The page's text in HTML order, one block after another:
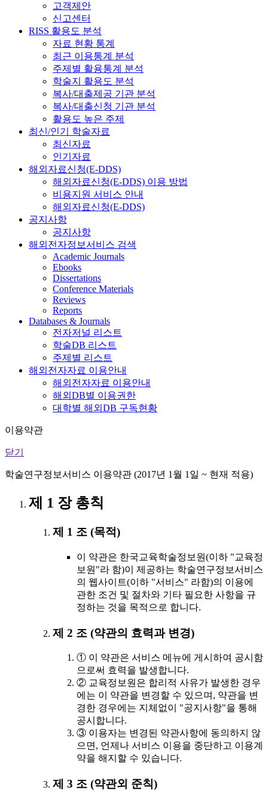
고객제안
신고센터
RISS 활용도 분석
자료 현황 통계
최근 이용통계 분석
주제별 활용통계 분석
학술지 활용도 분석
복사/대출제공 기관 분석
복사/대출신청 기관 분석
활용도 높은 주제
최신/인기 학술자료
최신자료
인기자료
해외자료신청(E-DDS)
해외자료신청(E-DDS) 이용 방법
비용지원 서비스 안내
해외자료신청(E-DDS)
공지사항
공지사항
해외전자정보서비스 검색
Academic Journals
Ebooks
Dissertations
Conference Materials
Reviews
Reports
Databases & Journals
전자저널 리스트
학술DB 리스트
주제별 리스트
해외전자자료 이용안내
해외전자자료 이용안내
해외DB별 이용권한
대학별 해외DB 구독현황
이용약관
닫기
학술연구정보서비스 이용약관 (2017년 1월 1일 ~ 현재 적용)
제 1 장 총칙
제 1 조 (목적)
이 약관은 한국교육학술정보원(이하 "교육정
보원"라 함)이 제공하는 학술연구정보서비스
의 웹사이트(이하 "서비스" 라함)의 이용에
관한 조건 및 절차와 기타 필요한 사항을 규
정하는 것을 목적으로 합니다.
제 2 조 (약관의 효력과 변경)
① 이 약관은 서비스 메뉴에 게시하여 공시함
으로써 효력을 발생합니다.
② 교육정보원은 합리적 사유가 발생한 경우
에는 이 약관을 변경할 수 있으며, 약관을 변
경한 경우에는 지체없이 "공지사항"을 통해
공시합니다.
③ 이용자는 변경된 약관사항에 동의하지 않
으면, 언제나 서비스 이용을 중단하고 이용계
약을 해지할 수 있습니다.
제 3 조 (약관외 준칙)